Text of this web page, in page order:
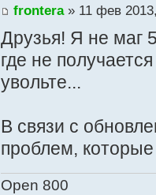
frontera» 11 фев
Друзья! Я не маг
где не
увольте...
В связи с
проблем,
Open 800